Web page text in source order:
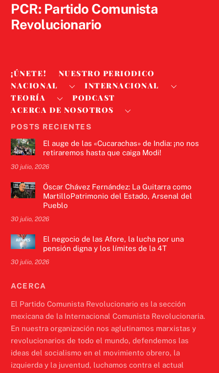
PCR: Partido Comunista
Revolucionario
¡ÚNETE!
NUESTRO PERIODICO
NACIONAL
INTERNACIONAL
TEORÍA
PODCAST
ACERCA DE NOSOTROS
POSTS RECIENTES
El auge de las «Cucarachas» de India: ¡no nos
retiraremos hasta que caiga Modi!
30 julio, 2026
Óscar Chávez Fernández: La Guitarra como
MartilloPatrimonio del Estado, Arsenal del
Pueblo
30 julio, 2026
El negocio de las Afore, la lucha por una
pensión digna y los límites de la 4T
30 julio, 2026
ACERCA
El Partido Comunista Revolucionario es la sección
mexicana de la Internacional Comunista Revolucionaria.
En nuestra organización nos aglutinamos marxistas y
revolucionarios de todo el mundo, defendemos las
ideas del socialismo en el movimiento obrero, la
izquierda y la juventud, luchamos contra el actual